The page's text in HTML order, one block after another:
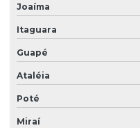
Joaíma
Itaguara
Guapé
Ataléia
Poté
Miraí